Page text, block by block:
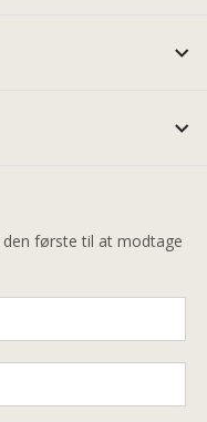
første til at modtage